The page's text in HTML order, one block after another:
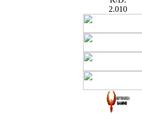
2.010